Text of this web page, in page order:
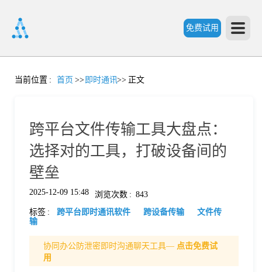
免费试用
首
价
当前位置 : 首页 >> 即时通讯>> 正文
跨平台文件传输工具大盘点：
选择对的工具，打破设备间的
壁垒
2025-12-09 15:48 浏览次数 : 843
标签 : 跨平台即时通讯软件 跨设备传输
文件传
输
协同办公防泄密即时沟通聊天工具— 点击免费试
用